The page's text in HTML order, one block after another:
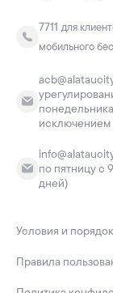
7711 для
мобильного
исключением
по пятницу с
дней)
Условия и
Правила